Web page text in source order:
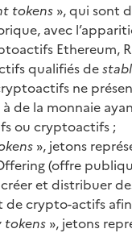
tokens », qui sont
avec
Ethereum,
qualifiés de
ne
de la monnaie
ou cryptoactifs ;
», jetons
(offre
et distribuer
de crypto-actifs
tokens », jetons